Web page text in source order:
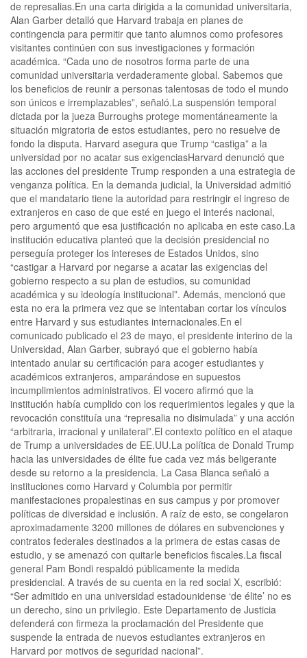
de represalias.En una carta dirigida a la comunidad universitaria,
Alan Garber detalló que Harvard trabaja en planes de
contingencia para permitir que tanto alumnos como profesores
visitantes continúen con sus investigaciones y formación
académica. “Cada uno de nosotros forma parte de una
comunidad universitaria verdaderamente global. Sabemos que
los beneficios de reunir a personas talentosas de todo el mundo
son únicos e irremplazables”, señaló.La suspensión temporal
dictada por la jueza Burroughs protege momentáneamente la
situación migratoria de estos estudiantes, pero no resuelve de
fondo la disputa. Harvard asegura que Trump “castiga” a la
universidad por no acatar sus exigenciasHarvard denunció que
las acciones del presidente Trump responden a una estrategia de
venganza política. En la demanda judicial, la Universidad admitió
que el mandatario tiene la autoridad para restringir el ingreso de
extranjeros en caso de que esté en juego el interés nacional,
pero argumentó que esa justificación no aplicaba en este caso.La
institución educativa planteó que la decisión presidencial no
perseguía proteger los intereses de Estados Unidos, sino
“castigar a Harvard por negarse a acatar las exigencias del
gobierno respecto a su plan de estudios, su comunidad
académica y su ideología institucional”. Además, mencionó que
esta no era la primera vez que se intentaban cortar los vínculos
entre Harvard y sus estudiantes internacionales.En el
comunicado publicado el 23 de mayo, el presidente interino de la
Universidad, Alan Garber, subrayó que el gobierno había
intentado anular su certificación para acoger estudiantes y
académicos extranjeros, amparándose en supuestos
incumplimientos administrativos. El vocero afirmó que la
institución había cumplido con los requerimientos legales y que la
revocación constituía una “represalia no disimulada” y una acción
“arbitraria, irracional y unilateral”.El contexto político en el ataque
de Trump a universidades de EE.UU.La política de Donald Trump
hacia las universidades de élite fue cada vez más beligerante
desde su retorno a la presidencia. La Casa Blanca señaló a
instituciones como Harvard y Columbia por permitir
manifestaciones propalestinas en sus campus y por promover
políticas de diversidad e inclusión. A raíz de esto, se congelaron
aproximadamente 3200 millones de dólares en subvenciones y
contratos federales destinados a la primera de estas casas de
estudio, y se amenazó con quitarle beneficios fiscales.La fiscal
general Pam Bondi respaldó públicamente la medida
presidencial. A través de su cuenta en la red social X, escribió:
“Ser admitido en una universidad estadounidense ‘de élite’ no es
un derecho, sino un privilegio. Este Departamento de Justicia
defenderá con firmeza la proclamación del Presidente que
suspende la entrada de nuevos estudiantes extranjeros en
Harvard por motivos de seguridad nacional”.